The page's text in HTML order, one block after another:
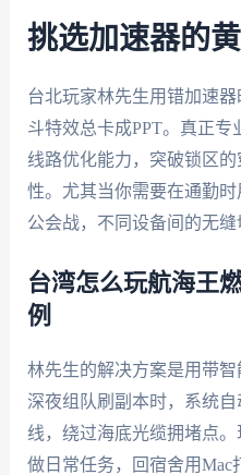
挑选加速器的
台北玩家林先生用错加速
斗特效总卡成PPT。真正
线路优化能力，突破锁区
性。尤其当你需要在通勤
公会战，不同设备间的无缝
台湾怎么玩航海王
例
林先生的解决方案是用带
深夜组队刷副本时，系统
线，绕过海底光缆拥堵点
做日常任务，回宿舍用